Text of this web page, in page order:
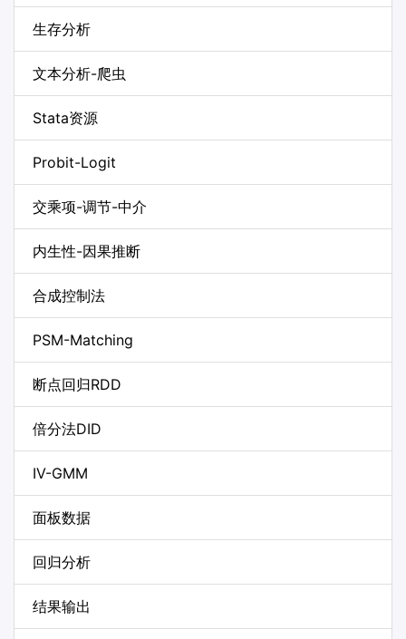
生存分析
文本分析-爬虫
Stata资源
Probit-Logit
交乘项-调节-中介
内生性-因果推断
合成控制法
PSM-Matching
断点回归RDD
倍分法DID
IV-GMM
面板数据
回归分析
结果输出